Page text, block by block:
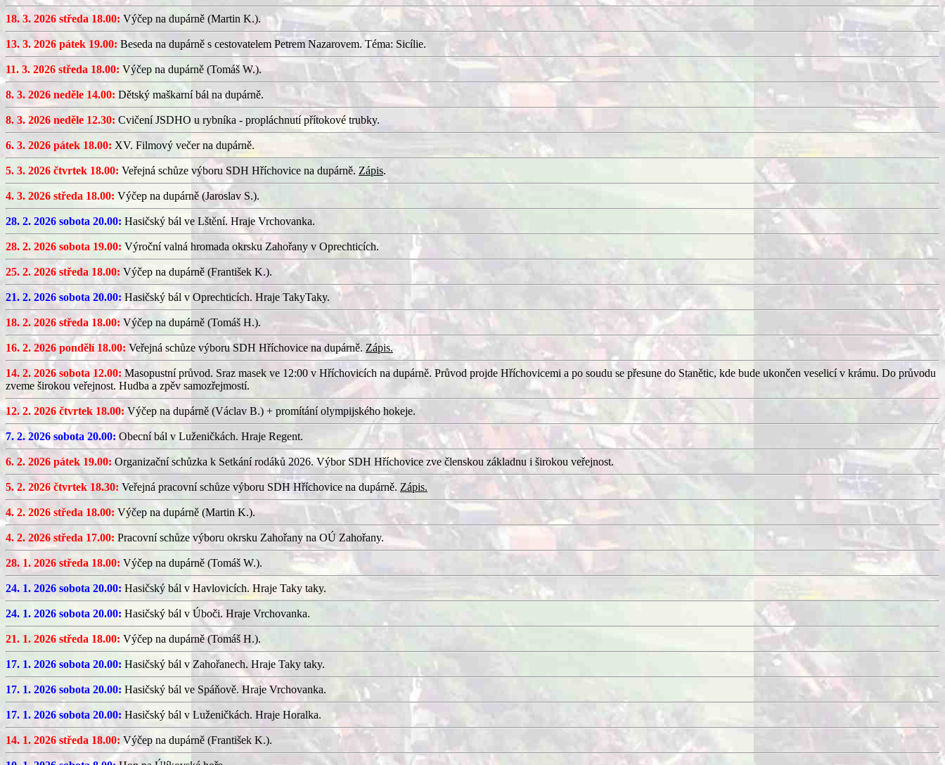
18. 3. 2026 středa 18.00: Výčep na dupárně (Martin K.).
13. 3. 2026 pátek 19.00: Beseda na dupárně s cestovatelem Petrem Nazarovem. Téma: Sicílie.
11. 3. 2026 středa 18.00: Výčep na dupárně (Tomáš W.).
8. 3. 2026 neděle 14.00: Dětský maškarní bál na dupárně.
8. 3. 2026 neděle 12.30: Cvičení JSDHO u rybníka - propláchnutí přítokové trubky.
6. 3. 2026 pátek 18.00: XV. Filmový večer na dupárně.
5. 3. 2026 čtvrtek 18.00: Veřejná schůze výboru SDH Hříchovice na dupárně. Zápis.
4. 3. 2026 středa 18.00: Výčep na dupárně (Jaroslav S.).
28. 2. 2026 sobota 20.00: Hasičský bál ve Lštění. Hraje Vrchovanka.
28. 2. 2026 sobota 19.00: Výroční valná hromada okrsku Zahořany v Oprechticích.
25. 2. 2026 středa 18.00: Výčep na dupárně (František K.).
21. 2. 2026 sobota 20.00: Hasičský bál v Oprechticích. Hraje TakyTaky.
18. 2. 2026 středa 18.00: Výčep na dupárně (Tomáš H.).
16. 2. 2026 pondělí 18.00: Veřejná schůze výboru SDH Hříchovice na dupárně. Zápis.
14. 2. 2026 sobota 12.00: Masopustní průvod. Sraz masek ve 12:00 v Hříchovicích na dupárně. Průvod projde Hříchovicemi a po soudu se přesune do Stanětic, kde bude ukončen veselicí v krámu. Do průvodu
zveme širokou veřejnost. Hudba a zpěv samozřejmostí.
12. 2. 2026 čtvrtek 18.00: Výčep na dupárně (Václav B.) + promítání olympijského hokeje.
7. 2. 2026 sobota 20.00: Obecní bál v Luženičkách. Hraje Regent.
6. 2. 2026 pátek 19.00:Organizační schůzka k Setkání rodáků 2026. Výbor SDH Hříchovice zve členskou základnu i širokou veřejnost.
5. 2. 2026 čtvrtek 18.30: Veřejná pracovní schůze výboru SDH Hříchovice na dupárně. Zápis.
4. 2. 2026 středa 18.00: Výčep na dupárně (Martin K.).
4. 2. 2026 středa 17.00: Pracovní schůze výboru okrsku Zahořany na OÚ Zahořany.
28. 1. 2026 středa 18.00: Výčep na dupárně (Tomáš W.).
24. 1. 2026 sobota 20.00: Hasičský bál v Havlovicích. Hraje Taky taky.
24. 1. 2026 sobota 20.00: Hasičský bál v Úboči. Hraje Vrchovanka.
21. 1. 2026 středa 18.00: Výčep na dupárně (Tomáš H.).
17. 1. 2026 sobota 20.00: Hasičský bál v Zahořanech. Hraje Taky taky.
17. 1. 2026 sobota 20.00: Hasičský bál ve Spáňově. Hraje Vrchovanka.
17. 1. 2026 sobota 20.00: Hasičský bál v Luženičkách. Hraje Horalka.
14. 1. 2026 středa 18.00: Výčep na dupárně (František K.).